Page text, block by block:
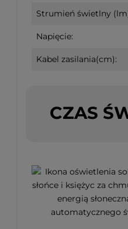
Strumień świetlny
Napięcie:
Kabel zasilania(cm):
CZAS